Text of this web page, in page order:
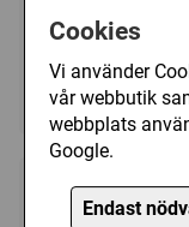
Cookies
Vi använder
vår webbutik
webbplats
Google.
Endast
Välj färg:
Pink - Ej i lager
209 kr